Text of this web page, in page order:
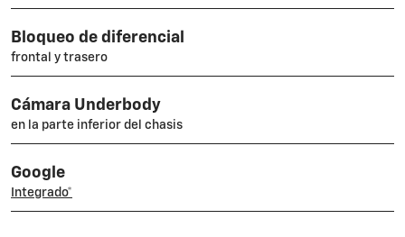
Bloqueo de diferencial
frontal y trasero
Cámara Underbody
en la parte inferior del chasis
Google
Integrado*